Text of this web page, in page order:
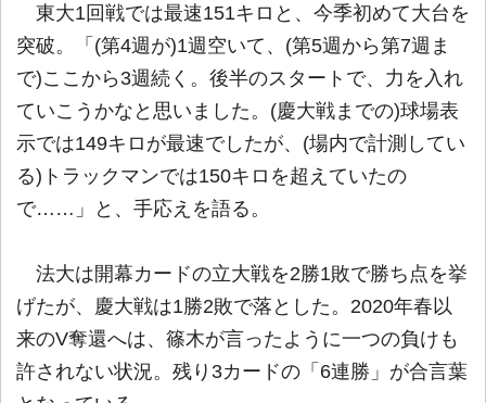
東大1回戦では最速151キロと、今季初めて大台を
突破。「(第4週が)1週空いて、(第5週から第7週ま
で)ここから3週続く。後半のスタートで、力を入れ
ていこうかなと思いました。(慶大戦までの)球場表
示では149キロが最速でしたが、(場内で計測してい
る)トラックマンでは150キロを超えていたの
で……」と、手応えを語る。
法大は開幕カードの立大戦を2勝1敗で勝ち点を挙
げたが、慶大戦は1勝2敗で落とした。2020年春以
来のV奪還へは、篠木が言ったように一つの負けも
許されない状況。残り3カードの「6連勝」が合言葉